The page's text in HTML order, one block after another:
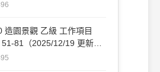
造園景觀 乙級 工作項目
81（2025/12/19 更新）